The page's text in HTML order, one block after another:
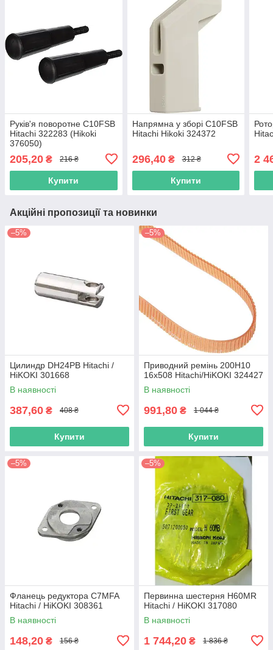
Руків'я поворотне C10FSB
Hitachi 322283 (Hikoki
376050)
205,20 ₴ 216 ₴
Купити
Напрямна у зборі C10FSB
Hitachi Hikoki 324372
296,40₴ 312 ₴
Купити
2
Акційні пропозиції та новинки
–5%
Цилиндр DH24PB Hitachi /
HiKOKI 301668
В наявності
387,60 ₴ 408 ₴
Купити
–5%
Приводний ремінь 200Н10
16х508 Hitachi/HiKOKI 324427
В наявності
991,80 ₴ 1 044 ₴
Купити
–5%
Фланець редуктора C7MFA
Hitachi / HiKOKI 308361
В наявності
148,20 ₴ 156 ₴
–5%
Первинна шестерня H60MR
Hitachi / HiKOKI 317080
В наявності
1 744,20 ₴ 1 836 ₴